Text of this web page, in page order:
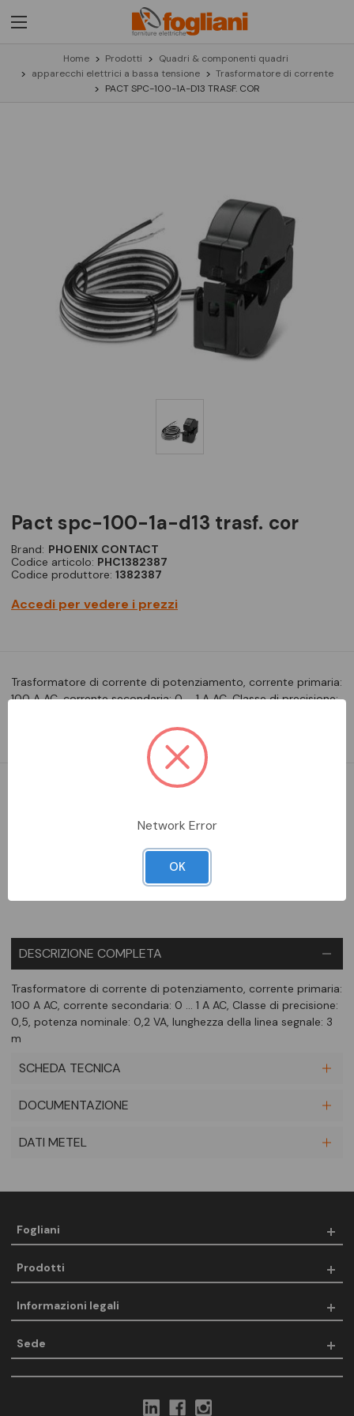
Home Prodotti
Quadri & componenti quadri
apparecchi elettrici a bassa tensione
Trasformatore di corrente
PACT SPC-100-1A-D13 TRASF. COR
pact spc-100-1a-d13 trasf. cor
Brand: PHOENIX CONTACT
Codice articolo: PHC1382387
Codice produttore: 1382387
Accedi per vedere i prezzi
Trasformatore di corrente di potenziamento, corrente primaria:
100 A AC, corrente secondaria: 0 ... 1 A AC, Classe di precisione:
Aggiungi alla comparazione
DESCRIZIONE COMPLETA
Trasformatore di corrente di potenziamento, corrente primaria:
100 A AC, corrente secondaria: 0 ... 1 A AC, Classe di precisione:
0,5, potenza nominale: 0,2 VA, lunghezza della linea segnale: 3
m
SCHEDA TECNICA
DOCUMENTAZIONE
DATI METEL
Fogliani
Prodotti
Informazioni legali
Sede
Network Error
OK